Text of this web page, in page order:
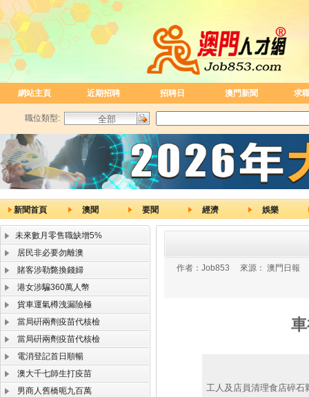
網站主頁 近期招聘 招聘日 澳門新聞 求
職位類型:
新聞首頁 澳聞 要聞 經濟 娛樂
未來數月零售職缺增5%
居民非必要勿離澳
賭客涉勒斃換錢婦
港女涉騙360萬人幣
貨車運氣樽洩漏險極
當局硏兩劑疫苗代核檢
當局硏兩劑疫苗代核檢
電消登記首日順暢
澳大千七師生打疫苗
男商人舊橋呃九百萬
作者： Job853 來源： 澳門日報
工人及店員清理食店碎石